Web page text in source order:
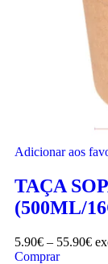
Adicionar aos
TAÇA
(500ML/
5.90€ – 55.90€
Comprar